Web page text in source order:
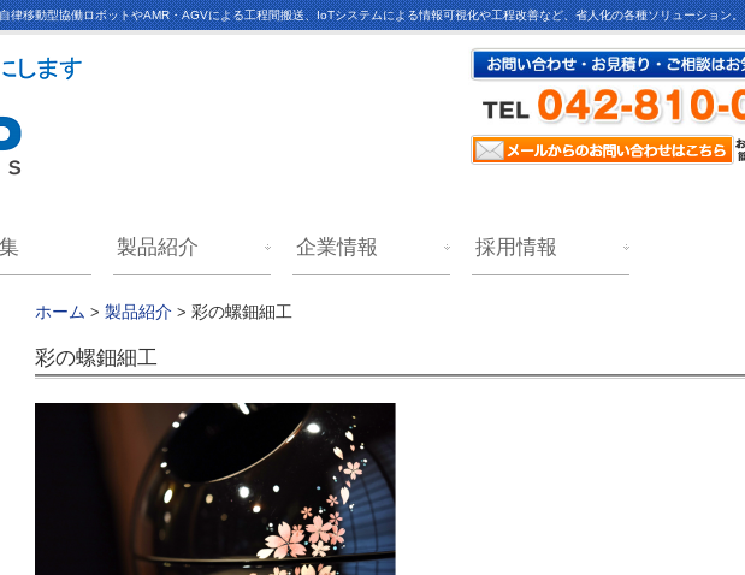
律移動型協働ロボットやAMR・AGVによる工程間搬送、IoTシステムによる情報可視化や工程改善など、省人化の各種ソリューション。
製品紹介 企業情報 採用情報
ホーム > 製品紹介 > 彩の螺鈿細工
彩の螺鈿細工